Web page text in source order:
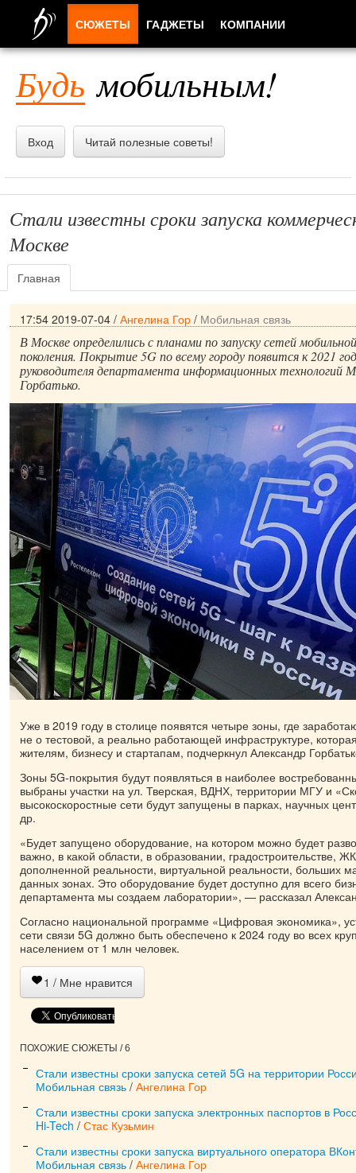
Будь мобильным!
Вход Читай полезные советы!
Стали известны сроки запуска
Москве
Главная
17:54 2019-07-04 / Ангелина Гор / Мобильная связь
В Москве определились с планами по запуску сетей
поколения. Покрытие 5G по всему городу появится к 2021
руководителя департамента информационных технологий
Горбатько.
Уже в 2019 году в столице появятся четыре зоны, где
не о тестовой, а реально работающей инфраструктуре,
жителям, бизнесу и стартапам, подчеркнул Александр
Зоны 5G-покрытия будут появляться в наиболее
выбраны участки на ул. Тверская, ВДНХ, территории МГУ и
высокоскоростные сети будут запущены в парках, научных
др.
«Будет запущено оборудование, на котором можно будет
важно, в какой области, в образовании, градостроительстве,
дополненной реальности, виртуальной реальности, больших
данных зонах. Это оборудование будет доступно для всего
департамента мы создаем лаборатории», — рассказал
Согласно национальной программе «Цифровая экономика»,
сети связи 5G должно быть обеспечено к 2024 году во всех
населением от 1 млн человек.
1 / Мне нравится
ПОХОЖИЕ СЮЖЕТЫ / 6
Стали известны сроки запуска сетей 5G на территории
Мобильная связь / Ангелина Гор
Стали известны сроки запуска электронных паспортов в
Hi-Tech / Стас Кузьмин
Стали известны сроки запуска виртуального оператора
Мобильная связь / Ангелина Гор
СЮЖЕТЫ ГАДЖЕТЫ КОМПАНИИ
ПРИЛОЖЕНИЯ